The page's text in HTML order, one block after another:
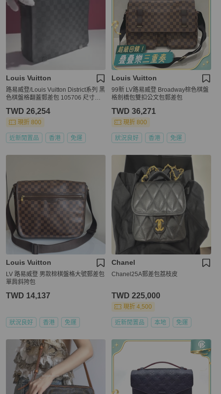
Louis Vuitton
路易威登/Louis Vuitton District系列 黑
色棋盤格翻蓋郵差包 105706 尺寸：2
TWD 26,254
現折 800
近新閒置品 香港 免運
Louis Vuitton
99新 LV路易威登 Broadway棕色棋盤
格劍橋包雙扣公文包郵差包
TWD 36,271
現折 800
狀況良好 香港 免運
Louis Vuitton
LV 路易威登 男款棕棋盤格大號郵差包
單肩斜挎包
TWD 14,137
狀況良好 香港 免運
Chanel
Chanel25A郵差包荔枝皮
TWD 225,000
現折 4,500
近新閒置品 本地 免運